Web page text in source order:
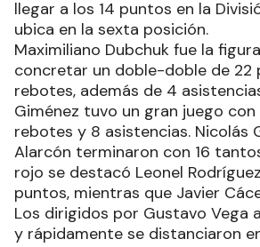
llegar a los 14 puntos en la
ubica en la sexta posición.
Maximiliano Dubchuk fue la
concretar un doble-doble de 22
rebotes, además de 4
Giménez tuvo un gran juego con
rebotes y 8 asistencias. Nicolás
Alarcón terminaron con 16
rojo se destacó Leonel
puntos, mientras que Javier
Los dirigidos por Gustavo Vega
y rápidamente se distanciaron